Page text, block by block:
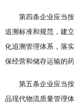
第四条企业应当按
追溯标准和规范，建
化追溯管理体系，落
保经营和储存运输的
第五条企业应当按
品现代物流质量管理